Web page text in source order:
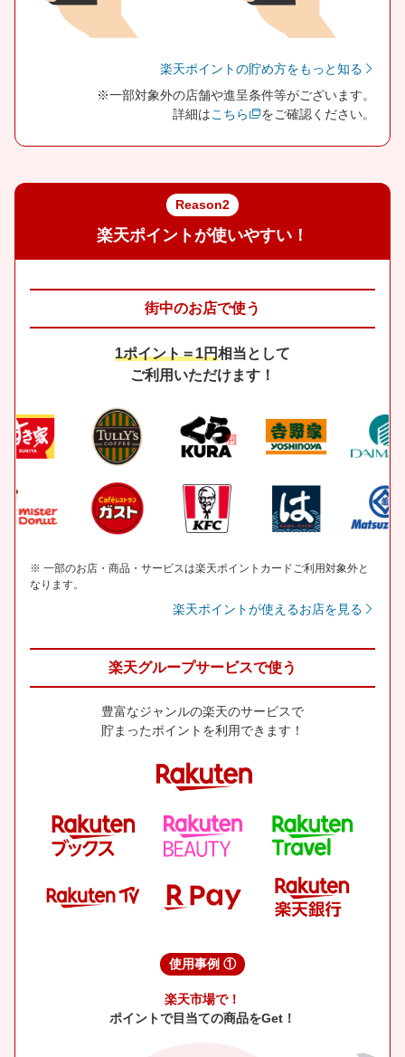
楽天ポイントの貯め方をもっと知る
※一部対象外の店舗や進呈条件等がございます。
詳細はこちら をご確認ください。
Reason2
楽天ポイントが使いやすい！
街中のお店で使う
1ポイント＝1円相当として
ご利用いただけます！
※ 一部のお店・商品・サービスは楽天ポイントカードご利用対象外と
なります。
楽天ポイントが使えるお店を見る
楽天グループサービスで使う
豊富なジャンルの楽天のサービスで
貯まったポイントを利用できます！
使用事例 ①
楽天市場で！
ポイントで目当ての商品をGet！